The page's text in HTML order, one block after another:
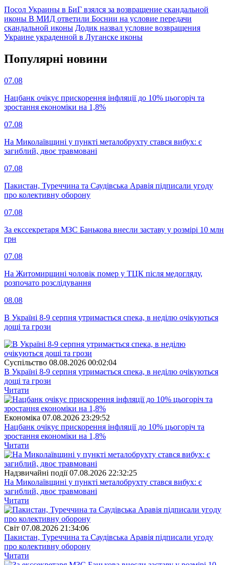
Посол Украины в БиГ взялся за возвращение скандальной
иконы В МИД ответили Боснии на условие передачи
скандальной иконы Додик назвал условие возвращения
Украине украденной в Луганске иконы
Популярнi новини
07.08
Нацбанк очікує прискорення інфляції до 10% цьогоріч та
зростання економіки на 1,8%
07.08
На Миколаївщині у пункті металобрухту стався вибух: є
загиблий, двоє травмовані
07.08
Пакистан, Туреччина та Саудівська Аравія підписали угоду
про колективну оборону
07.08
За екссекретаря МЗС Банькова внесли заставу у розмірі 10 млн
грн
07.08
На Житомирщині чоловік помер у ТЦК після медогляду,
розпочато розслідування
08.08
В Україні 8-9 серпня утримається спека, в неділю очікуються
дощі та грози
Суспiльство 08.08.2026 00:02:04
В Україні 8-9 серпня утримається спека, в неділю очікуються
дощі та грози
Читати
Економіка 07.08.2026 23:29:52
Нацбанк очікує прискорення інфляції до 10% цьогоріч та
зростання економіки на 1,8%
Читати
Надзвичайні події 07.08.2026 22:32:25
На Миколаївщині у пункті металобрухту стався вибух: є
загиблий, двоє травмовані
Читати
Свiт 07.08.2026 21:34:06
Пакистан, Туреччина та Саудівська Аравія підписали угоду
про колективну оборону
Читати